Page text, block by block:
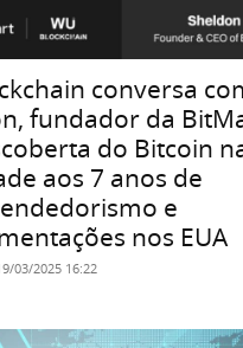
conversa
fundador da
do Bitcoin
aos 7 anos de
e
nos EUA
03/2025 16:22